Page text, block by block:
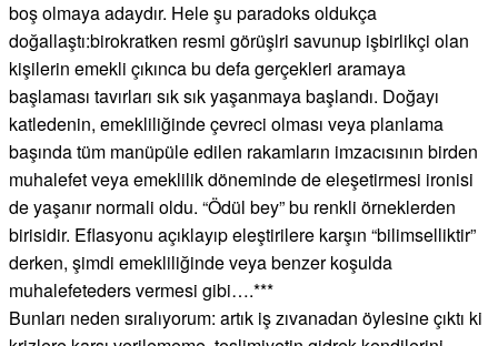
boş olmaya adaydır. Hele şu paradoks oldukça
doğallaştı:birokratken resmi görüşlri savunup işbirlikçi olan
kişilerin emekli çıkınca bu defa gerçekleri aramaya
başlaması tavırları sık sık yaşanmaya başlandı. Doğayı
katledenin, emekliliğinde çevreci olması veya planlama
başında tüm manüpüle edilen rakamların imzacısının birden
muhalefet veya emeklilik döneminde de eleşetirmesi ironisi
de yaşanır normali oldu. “Ödül bey” bu renkli örneklerden
birisidir. Eflasyonu açıklayıp eleştirilere karşın “bilimselliktir”
derken, şimdi emekliliğinde veya benzer koşulda
muhalefeteders vermesi gibi….***
Bunları neden sıralıyorum: artık iş zıvanadan öylesine çıktı ki